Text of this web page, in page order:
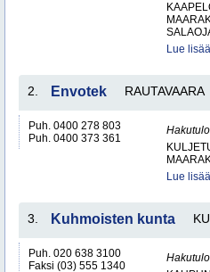
Lue
2. Envotek RAUTAVAARA
Puh. 0400 278 803
Puh. 0400 373 361
Lue
3. Kuhmoisten kunta
Puh. 020 638 3100
Faksi (03) 555 1340